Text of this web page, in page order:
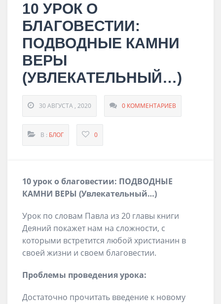
10 УРОК О
БЛАГОВЕСТИИ:
ПОДВОДНЫЕ КАМНИ
ВЕРЫ
(УВЛЕКАТЕЛЬНЫЙ…)
30 АВГУСТА , 2020 0 КОММЕНТАРИЕВ
В : БЛОГ 0
10 урок о благовестии: ПОДВОДНЫЕ
КАМНИ ВЕРЫ (Увлекательный…)
Урок по словам Павла из 20 главы книги
Деяний покажет нам на сложности, с
которыми встретится любой христианин в
своей жизни и своем благовестии.
Проблемы проведения урока:
Достаточно прочитать введение к новому